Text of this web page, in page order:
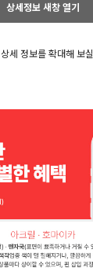
페
상세정보 새창 열기
상세 정보를 확대해 보